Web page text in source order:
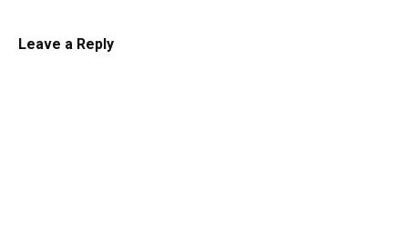
Leave a Reply